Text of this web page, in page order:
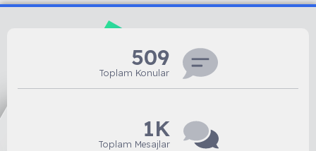
509
Toplam Konular
1K
Toplam Mesajlar